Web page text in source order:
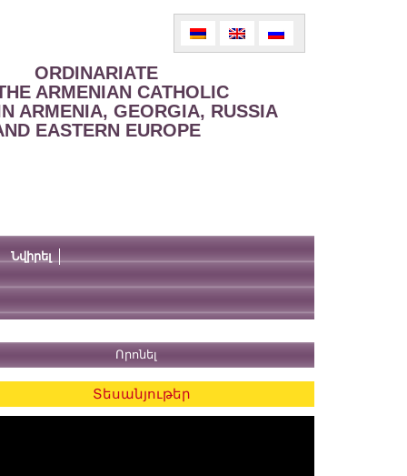
ORDINARIATE
ARMENIAN CATHOLIC
ARMENIA, GEORGIA, RUSSIA
EASTERN EUROPE
Նվիրել
Տեսանյութեր